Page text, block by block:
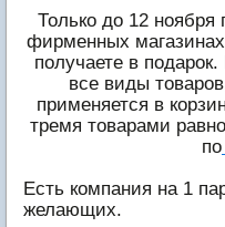
Только до 12 ноября
фирменных
получаете в
все виды
применяется в
тремя товарами
по
Есть компания на 1
желающих.